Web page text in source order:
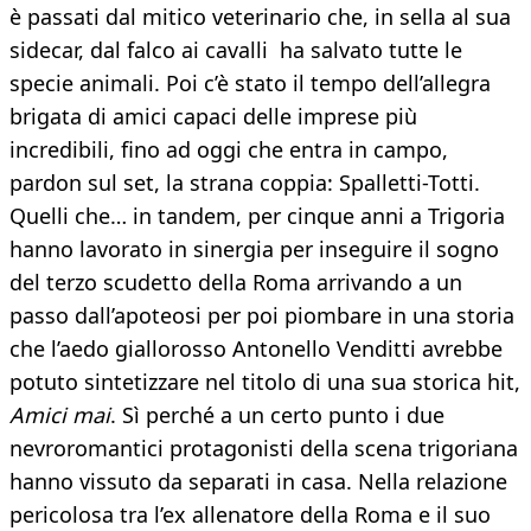
è passati dal mitico veterinario che, in sella al sua
sidecar, dal falco ai cavalli ha salvato tutte le
specie animali. Poi c’è stato il tempo dell’allegra
brigata di amici capaci delle imprese più
incredibili, fino ad oggi che entra in campo,
pardon sul set, la strana coppia: Spalletti-Totti.
Quelli che… in tandem, per cinque anni a Trigoria
hanno lavorato in sinergia per inseguire il sogno
del terzo scudetto della Roma arrivando a un
passo dall’apoteosi per poi piombare in una storia
che l’aedo giallorosso Antonello Venditti avrebbe
potuto sintetizzare nel titolo di una sua storica hit,
Amici mai. Sì perché a un certo punto i due
nevroromantici protagonisti della scena trigoriana
hanno vissuto da separati in casa. Nella relazione
pericolosa tra l’ex allenatore della Roma e il suo